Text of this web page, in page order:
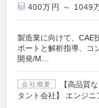
400万円 ～ 1049
製造業に向けて、CAE
ポートと解析指導、コ
開発/M…
会社概要
【高品質
タント会社】 エンジ